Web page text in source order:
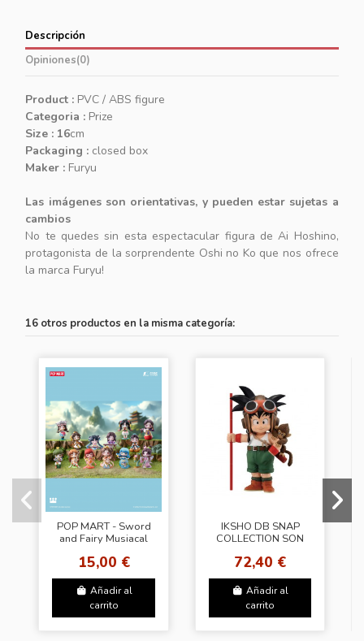
Descripción
Opiniones(0)
Product : PVC / ABS figure
Categoria : Prize
Size : 16cm
Packaging : closed box
Maker : Furyu
Las imágenes son orientativas, y pueden estar sujetas a
cambios
No te quedes sin esta espectacular figura de Ai Hoshino,
protagonista de la sorprendente Oshi no Ko que nos ofrece
la marca Furyu!
16 otros productos en la misma categoría:
POP MART - Sword
and Fairy Musiacal
Series
15,00 €
Añadir al
carrito
IKSHO DB SNAP
COLLECTION SON
72,40 €
Añadir al
carrito